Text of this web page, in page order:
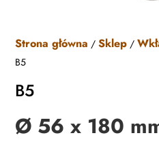
Strona główna /Sklep /
B5
B5
Ø 56 x 180